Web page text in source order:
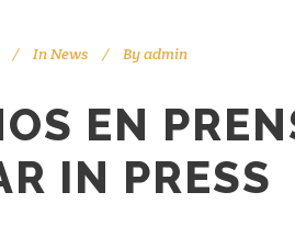
InNews Byadmin
EN
IN PRESS